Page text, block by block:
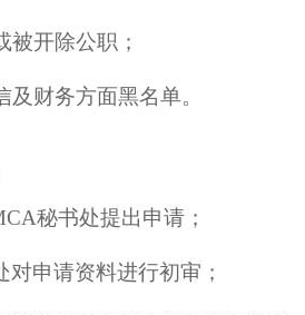
被开除公职 ；
及财务方面黑名单。
秘书处提出申请 ；
对申请资料进行初审 ；